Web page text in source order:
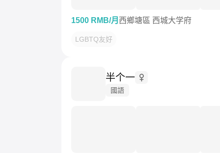
1500 RMB/月 西鄉塘區 西城大学府
LGBTQ友好
半个一
國語